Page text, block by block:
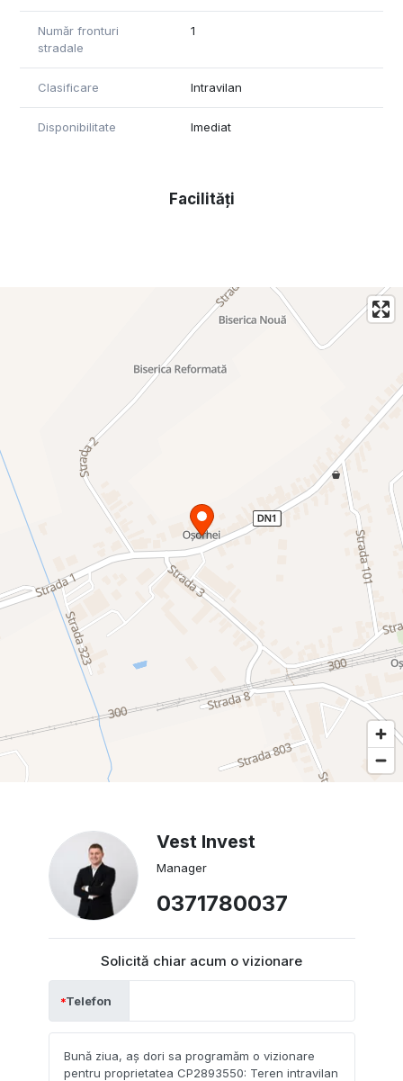
id intern: 482
Tel: 0371 780 037
Număr fronturi
stradale
1
Clasificare Intravilan
Disponibilitate Imediat
Facilități
Vest Invest
Manager
0371780037
Solicită chiar acum o vizionare
Telefon